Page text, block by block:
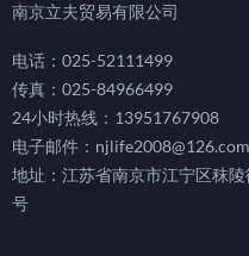
南京立夫贸易有限公司
电话：025-52111499
传真：025-84966499
24小时热线：13951767908
电子邮件：njlife2008@126.com
地址：江苏省南京市江宁区秣
号